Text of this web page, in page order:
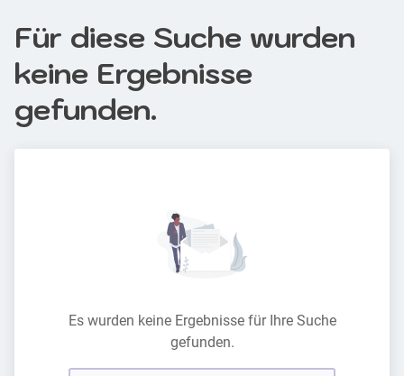
Für diese Suche wurden
keine Ergebnisse
gefunden.
Es wurden keine Ergebnisse für Ihre Suche
gefunden.